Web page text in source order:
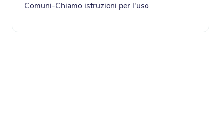
Comuni-Chiamo istruzioni per l'uso